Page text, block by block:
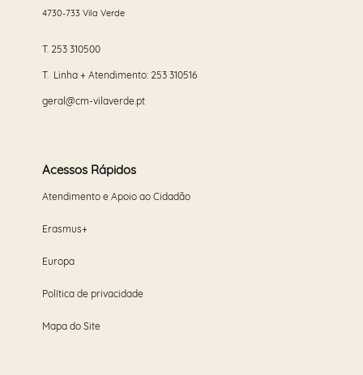
4730-733 Vila Verde
T. 253 310500
T. Linha + Atendimento: 253 310516
geral@cm-vilaverde.pt
Acessos Rápidos
Atendimento e Apoio ao Cidadão
Erasmus+
Europa
Política de privacidade
Mapa do Site